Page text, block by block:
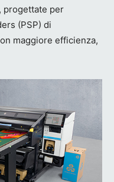
, progettate per
(PSP) di
maggiore efficienza,